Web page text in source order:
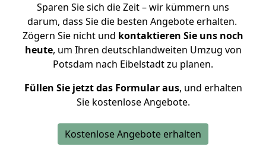
Sparen Sie sich die Zeit – wir kümmern uns
darum, dass Sie die besten Angebote erhalten.
Zögern Sie nicht und kontaktieren Sie uns noch
heute, um Ihren deutschlandweiten Umzug von
Potsdam nach Eibelstadt zu planen.
Füllen Sie jetzt das Formular aus, und erhalten
Sie kostenlose Angebote.
Kostenlose Angebote erhalten